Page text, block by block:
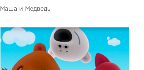
серий про Машу ?
Маша и Медведь